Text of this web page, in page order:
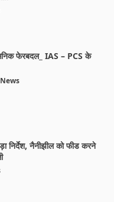
फेरबदल_ IAS – PCS के
निर्देश, नैनीझील को फीड करने